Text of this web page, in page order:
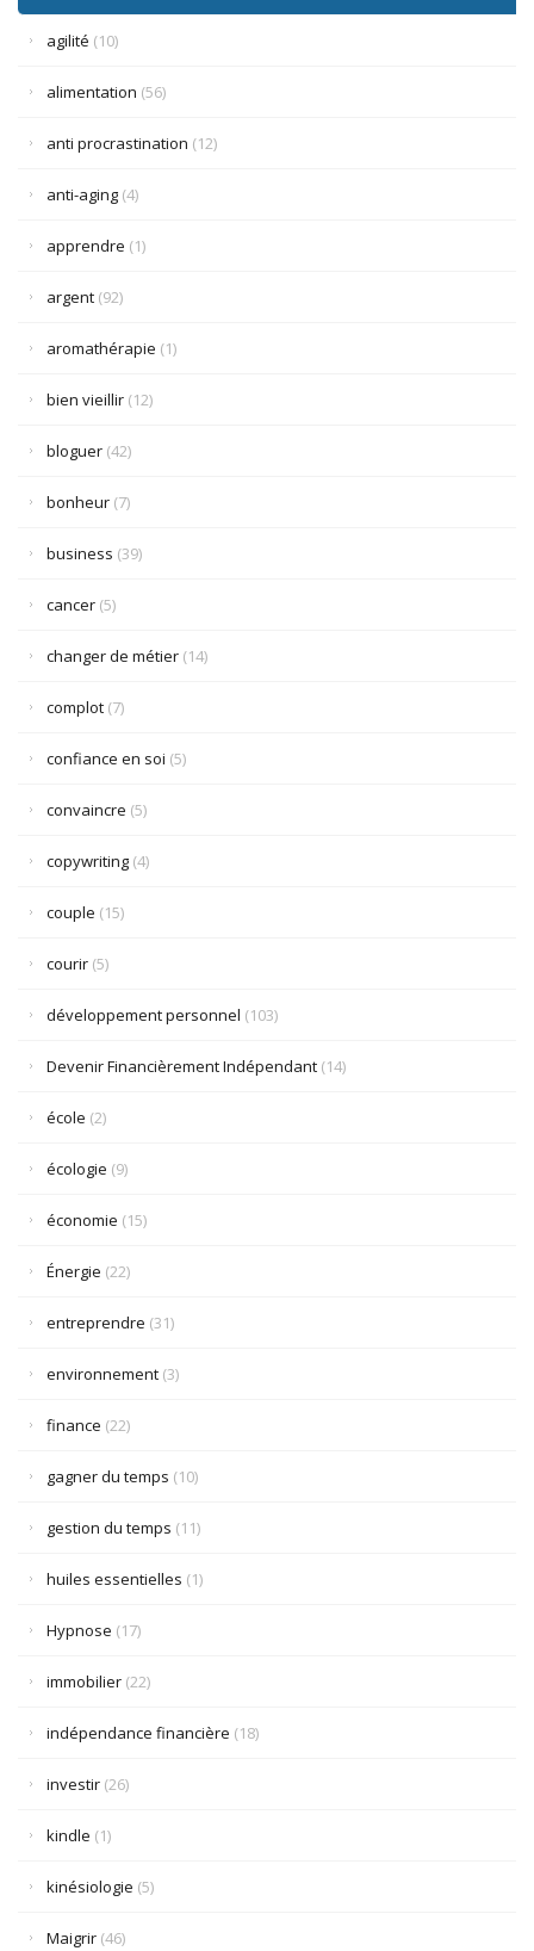
agilité (10)
alimentation (56)
anti procrastination (12)
anti-aging (4)
apprendre (1)
argent (92)
aromathérapie (1)
bien vieillir (12)
bloguer (42)
bonheur (7)
business (39)
cancer (5)
changer de métier (14)
complot (7)
confiance en soi (5)
convaincre (5)
copywriting (4)
couple (15)
courir (5)
développement personnel (103)
Devenir Financièrement Indépendant (14)
école (2)
écologie (9)
économie (15)
Énergie (22)
entreprendre (31)
environnement (3)
finance (22)
gagner du temps (10)
gestion du temps (11)
huiles essentielles (1)
Hypnose (17)
immobilier (22)
indépendance financière (18)
investir (26)
kindle (1)
kinésiologie (5)
Maigrir (46)